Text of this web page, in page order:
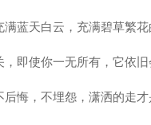
蓝天白云，充满碧草繁花
即使你一无所有，它依旧
悔，不埋怨，潇洒的走才